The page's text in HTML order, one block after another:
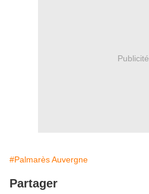
Publicité
#Palmarès Auvergne
Partager